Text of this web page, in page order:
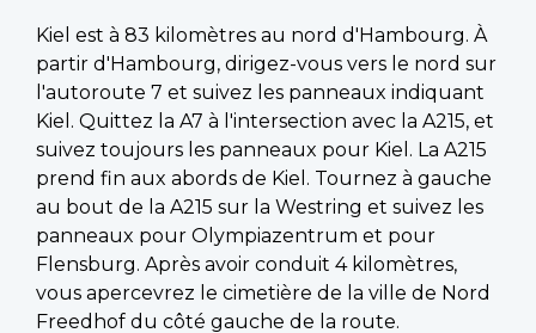
Kiel est à 83 kilomètres au nord d'Hambourg. À
partir d'Hambourg, dirigez-vous vers le nord sur
l'autoroute 7 et suivez les panneaux indiquant
Kiel. Quittez la A7 à l'intersection avec la A215, et
suivez toujours les panneaux pour Kiel. La A215
prend fin aux abords de Kiel. Tournez à gauche
au bout de la A215 sur la Westring et suivez les
panneaux pour Olympiazentrum et pour
Flensburg. Après avoir conduit 4 kilomètres,
vous apercevrez le cimetière de la ville de Nord
Freedhof du côté gauche de la route.